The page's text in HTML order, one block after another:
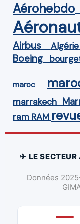
Aérohebdo
Airbus Algérie
Boeing
maroc
marrakech
ram RAM
✈ LE
Données